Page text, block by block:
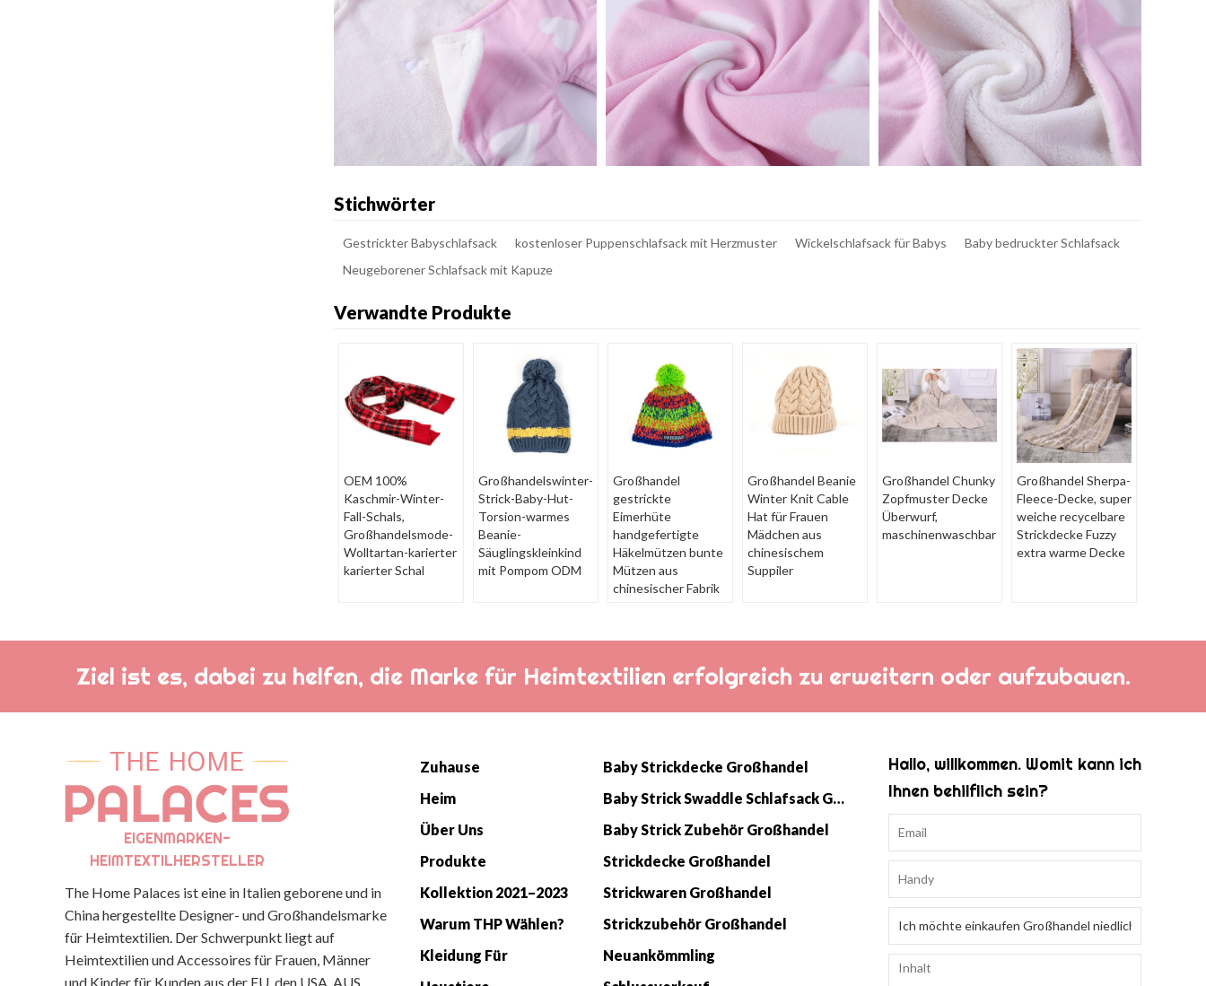
Stichwörter
Gestrickter Babyschlafsack kostenloser Puppenschlafsack mit Herzmuster Wickelschlafsack für Babys
Baby bedruckter Schlafsack
Neugeborener Schlafsack mit Kapuze
Verwandte Produkte
OEM 100%
Kaschmir-Winter-
Fall-Schals,
Großhandelsmode-
Wolltartan-karierter
karierter Schal
Großhandelswinter-
Strick-Baby-Hut-
Torsion-warmes
Beanie-
Säuglingskleinkind
mit Pompom ODM
Großhandel
gestrickte
Eimerhüte
handgefertigte
Häkelmützen bunte
Mützen aus
chinesischer Fabrik
Großhandel Beanie
Winter Knit Cable
Hat für Frauen
Mädchen aus
chinesischem
Suppiler
Großhandel Chunky
Zopfmuster Decke
Überwurf,
maschinenwaschbar
Großhandel Sherpa-
Fleece-Decke, super
weiche recycelbare
Strickdecke Fuzzy
extra warme Decke
Ziel ist es, dabei zu helfen, die Marke für Heimtextilien erfolgreich zu erweitern oder aufzubauen.
EIGENMARKEN-
HEIMTEXTILHERSTELLER
The Home Palaces ist eine in Italien geborene und in
China hergestellte Designer- und Großhandelsmarke
für Heimtextilien. Der Schwerpunkt liegt auf
Heimtextilien und Accessoires für Frauen, Männer
und Kinder für Kunden aus der EU, den USA, AUS,
Zuhause
Heim
Über Uns
Produkte
Kollektion 2021–2023
Warum THP Wählen?
Kleidung Für
Baby Strickdecke Großhandel
Baby Strick Swaddle Schlafsack Großhandel
Baby Strick Zubehör Großhandel
Strickdecke Großhandel
Strickwaren Großhandel
Strickzubehör Großhandel
Neuankömmling
Hallo, willkommen. Womit kann ich
Ihnen behilflich sein?